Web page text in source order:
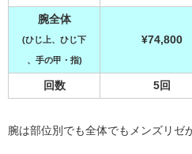
腕全体
(ひじ上、ひじ下
、手の甲・指)
¥74,800
回数 5回
腕は部位別でも全体でもメンズリゼ